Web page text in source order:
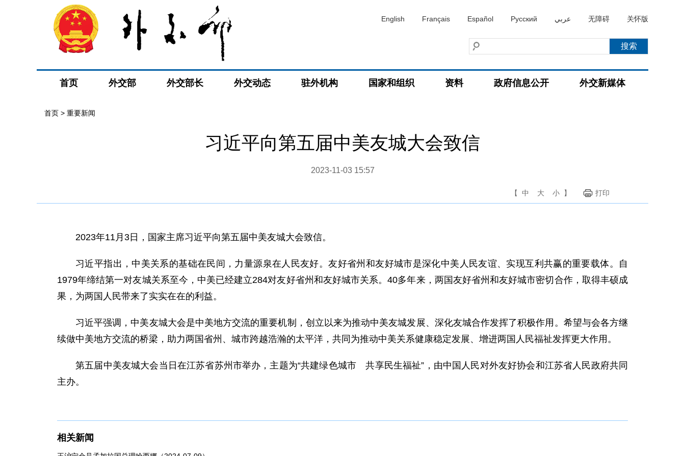
English Français Español Русский عربي 无障碍 关怀版
首页 外交部 外交部长 外交动态 驻外机构 国家和组织 资料 政府信息公开 外交新媒体
首页 > 重要新闻
习近平向第五届中美友城大会致信
2023-11-03 15:57
【 中 大 小 】 打印
2023年11月3日，国家主席习近平向第五届中美友城大会致信。
习近平指出，中美关系的基础在民间，力量源泉在人民友好。友好省州和友好城市是深化中美人民友谊、实现互利共赢的重要载体。自
1979年缔结第一对友城关系至今，中美已经建立284对友好省州和友好城市关系。40多年来，两国友好省州和友好城市密切合作，取得丰硕成
果，为两国人民带来了实实在在的利益。
习近平强调，中美友城大会是中美地方交流的重要机制，创立以来为推动中美友城发展、深化友城合作发挥了积极作用。希望与会各方继
续做中美地方交流的桥梁，助力两国省州、城市跨越浩瀚的太平洋，共同为推动中美关系健康稳定发展、增进两国人民福祉发挥更大作用。
第五届中美友城大会当日在江苏省苏州市举办，主题为“共建绿色城市 共享民生福祉”，由中国人民对外友好协会和江苏省人民政府共同
主办。
相关新闻